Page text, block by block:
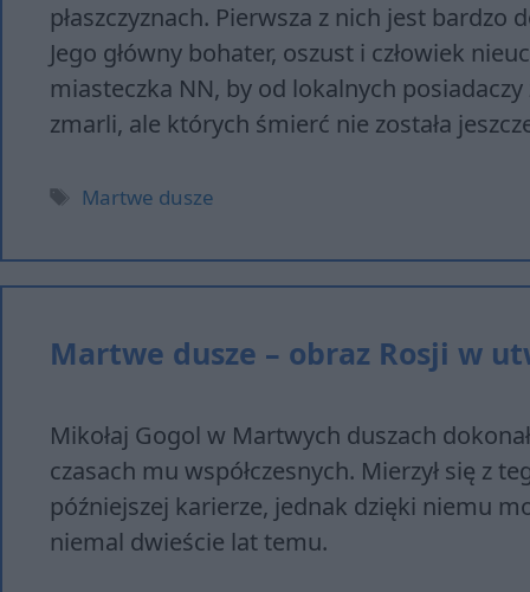
płaszczyznach. Pierwsza z nich jest
Jego główny bohater, oszust i człowiek
miasteczka NN, by od lokalnych
zmarli, ale których śmierć nie została
Tagi
Martwe dusze
Martwe dusze – obraz Rosji w
Mikołaj Gogol w Martwych duszach
czasach mu współczesnych. Mierzył się z
późniejszej karierze, jednak dzięki niemu
niemal dwieście lat temu.